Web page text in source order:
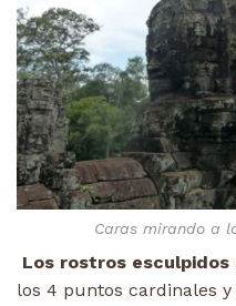
Caras mirando a
Los rostros esculpidos
los 4 puntos cardinales y